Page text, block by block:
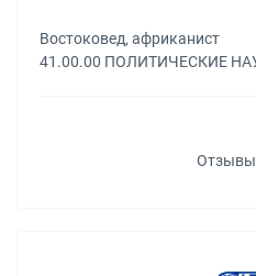
Востоковед, африканист
41.00.00 ПОЛИТИЧЕСКИЕ
Отзывы